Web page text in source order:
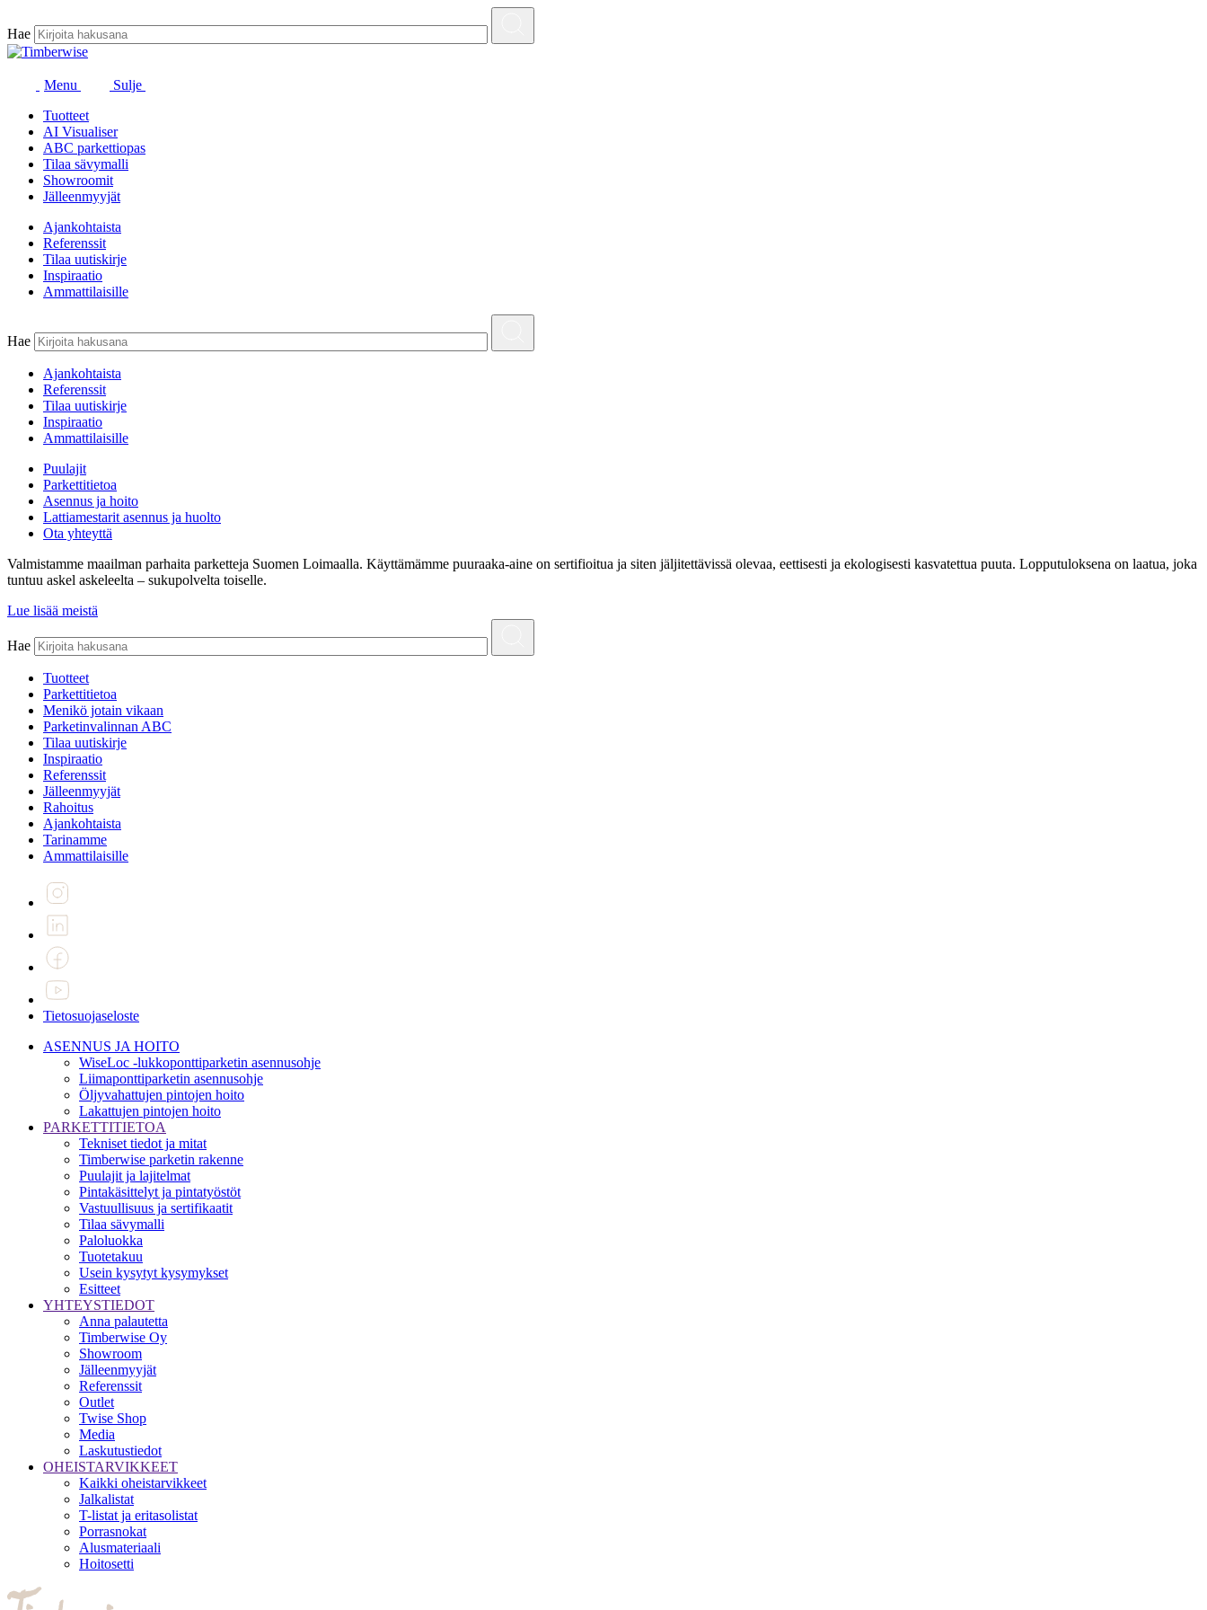
sisältöön
Hae
Menu
Sulje
Tuotteet
AI Visualiser
ABC parkettiopas
Tilaa sävymalli
Showroomit
Jälleenmyyjät
Ajankohtaista
Referenssit
Tilaa uutiskirje
Inspiraatio
Ammattilaisille
Hae
Ajankohtaista
Referenssit
Tilaa uutiskirje
Inspiraatio
Ammattilaisille
Puulajit
Parkettitietoa
Asennus ja hoito
Lattiamestarit asennus ja huolto
Ota yhteyttä
Valmistamme maailman parhaita parketteja Suomen Loimaalla. Käyttämämme puuraaka-aine on sertifioitua ja siten jäljitettävissä olevaa, eettisesti ja ekologisesti kasvatettua puuta. Lopputuloksena on laatua, joka
tuntuu askel askeleelta – sukupolvelta toiselle.
Lue lisää meistä
Hae
Tuotteet
Parkettitietoa
Menikö jotain vikaan
Parketinvalinnan ABC
Tilaa uutiskirje
Inspiraatio
Referenssit
Jälleenmyyjät
Rahoitus
Ajankohtaista
Tarinamme
Ammattilaisille
Tietosuojaseloste
ASENNUS JA HOITO
WiseLoc -lukkoponttiparketin asennusohje
Liimaponttiparketin asennusohje
Öljyvahattujen pintojen hoito
Lakattujen pintojen hoito
PARKETTITIETOA
Tekniset tiedot ja mitat
Timberwise parketin rakenne
Puulajit ja lajitelmat
Pintakäsittelyt ja pintatyöstöt
Vastuullisuus ja sertifikaatit
Tilaa sävymalli
Paloluokka
Tuotetakuu
Usein kysytyt kysymykset
Esitteet
YHTEYSTIEDOT
Anna palautetta
Timberwise Oy
Showroom
Jälleenmyyjät
Referenssit
Outlet
Twise Shop
Media
Laskutustiedot
OHEISTARVIKKEET
Kaikki oheistarvikkeet
Jalkalistat
T-listat ja eritasolistat
Porrasnokat
Alusmateriaali
Hoitosetti